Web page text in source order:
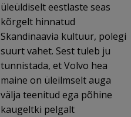
üleüldiselt eestlaste seas
kõrgelt hinnatud
Skandinaavia kultuur, polegi
suurt vahet. Sest tuleb ju
tunnistada, et Volvo hea
maine on üleilmselt auga
välja teenitud ega põhine
kaugeltki pelgalt